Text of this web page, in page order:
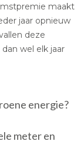
maakt
jaar opnieuw
deze
wel elk jaar
energie?
meter en